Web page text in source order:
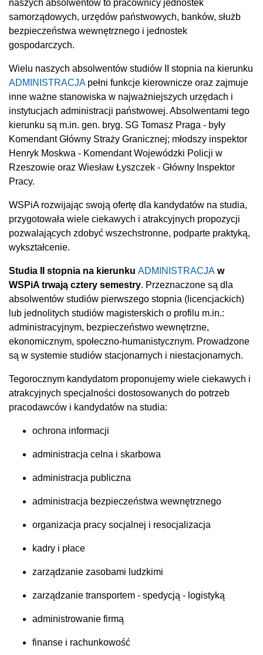
naszych absolwentów to pracownicy jednostek
samorządowych, urzędów państwowych, banków, służb
bezpieczeństwa wewnętrznego i jednostek
gospodarczych.
Wielu naszych absolwentów studiów II stopnia na kierunku
ADMINISTRACJApełni funkcje kierownicze oraz zajmuje
inne ważne stanowiska w najważniejszych urzędach i
instytucjach administracji państwowej. Absolwentami tego
kierunku są m.in. gen. bryg. SG Tomasz Praga - były
Komendant Główny Straży Granicznej; młodszy inspektor
Henryk Moskwa - Komendant Wojewódzki Policji w
Rzeszowie oraz Wiesław Łyszczek - Główny Inspektor
Pracy.
WSPiA rozwijając swoją ofertę dla kandydatów na studia,
przygotowała wiele ciekawych i atrakcyjnych propozycji
pozwalających zdobyć wszechstronne, podparte praktyką,
wykształcenie.
Studia II stopnia na kierunku ADMINISTRACJA w
WSPiA trwają cztery semestry. Przeznaczone są dla
absolwentów studiów pierwszego stopnia (licencjackich)
lub jednolitych studiów magisterskich o profilu m.in.:
administracyjnym, bezpieczeństwo wewnętrzne,
ekonomicznym, społeczno-humanistycznym. Prowadzone
są w systemie studiów stacjonarnych i niestacjonarnych.
Tegorocznym kandydatom proponujemy wiele ciekawych i
atrakcyjnych specjalności dostosowanych do potrzeb
pracodawców i kandydatów na studia:
ochrona informacji
administracja celna i skarbowa
administracja publiczna
administracja bezpieczeństwa wewnętrznego
organizacja pracy socjalnej i resocjalizacja
kadry i płace
zarządzanie zasobami ludzkimi
zarządzanie transportem - spedycją - logistyką
administrowanie firmą
finanse i rachunkowość